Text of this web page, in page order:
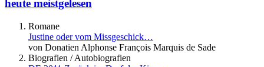
heute meistgelesen
Romane
Justine oder vom Missgeschick…
von Donatien Alphonse François Marquis de Sade
Biografien / Autobiografien